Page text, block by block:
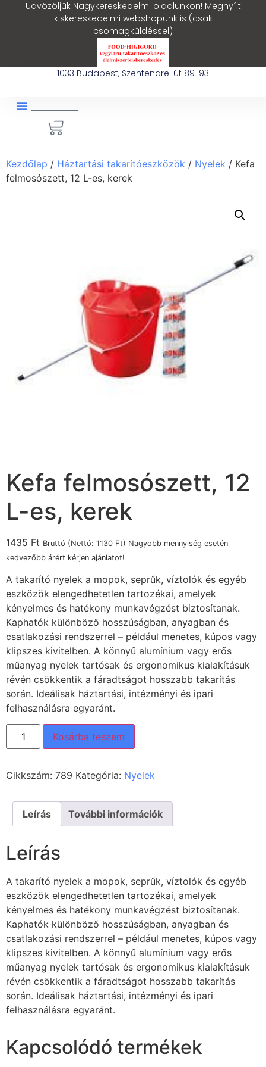
Üdvözöljük Nagykereskedelmi oldalunkon! Megnyílt
kiskereskedelmi webshopunk is (csak
csomagküldéssel)
1033 Budapest, Szentendrei út 89-93
Kezdőlap / Háztartási takarítóeszközök / Nyelek / Kefa
felmosószett, 12 L-es, kerek
Kefa felmosószett, 12
L-es, kerek
1435 Ft Bruttó (Nettó: 1130 Ft) Nagyobb mennyiség esetén
kedvezőbb árért kérjen ajánlatot!
A takarító nyelek a mopok, seprűk, víztolók és egyéb
eszközök elengedhetetlen tartozékai, amelyek
kényelmes és hatékony munkavégzést biztosítanak.
Kaphatók különböző hosszúságban, anyagban és
csatlakozási rendszerrel – például menetes, kúpos vagy
klipszes kivitelben. A könnyű alumínium vagy erős
műanyag nyelek tartósak és ergonomikus kialakításuk
révén csökkentik a fáradtságot hosszabb takarítás
során. Ideálisak háztartási, intézményi és ipari
felhasználásra egyaránt.
Kosárba teszem
Cikkszám: 789 Kategória: Nyelek
Leírás További információk
Leírás
A takarító nyelek a mopok, seprűk, víztolók és egyéb
eszközök elengedhetetlen tartozékai, amelyek
kényelmes és hatékony munkavégzést biztosítanak.
Kaphatók különböző hosszúságban, anyagban és
csatlakozási rendszerrel – például menetes, kúpos vagy
klipszes kivitelben. A könnyű alumínium vagy erős
műanyag nyelek tartósak és ergonomikus kialakításuk
révén csökkentik a fáradtságot hosszabb takarítás
során. Ideálisak háztartási, intézményi és ipari
felhasználásra egyaránt.
Kapcsolódó termékek